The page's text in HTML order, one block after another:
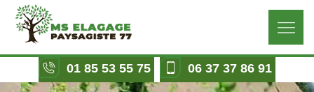
01 85 53 55 75 06 37 37 86 91